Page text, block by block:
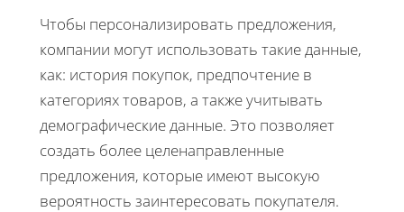
Чтобы персонализировать предложения,
компании могут использовать такие данные,
как: история покупок, предпочтение в
категориях товаров, а также учитывать
демографические данные. Это позволяет
создать более целенаправленные
предложения, которые имеют высокую
вероятность заинтересовать покупателя.